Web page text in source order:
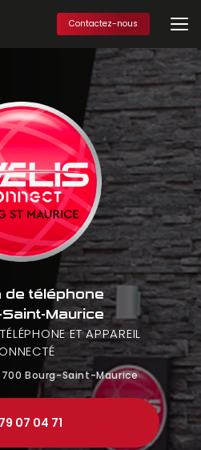
Contactez-nous
de téléphone
Maurice
ET APPAREIL
Bourg-Saint-Maurice
07 04 71